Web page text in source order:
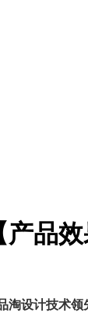
产品
淘设计技术领